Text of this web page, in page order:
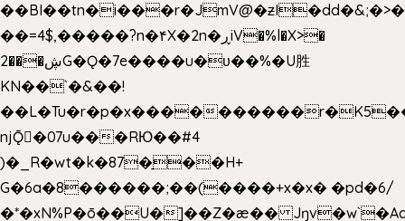
��=4$,�����?n�۴X�2n�ڕiV�%l�X>�
2���ڜG�Ǫ�7e����u�υ��%�U胜
KN��`�&��!
��L�Tu�r�p�x����
njǬ�07u���RЮ��#4
)�_R�wt�k�87�̠��H+
G�6a�8������;��(����+x�x� �pd�6/
�*�xN%P�ō��U�]��Z�æ��